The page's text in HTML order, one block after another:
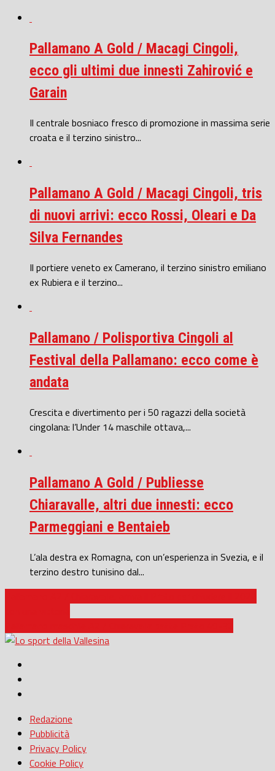
Pallamano A Gold / Macagi Cingoli,
ecco gli ultimi due innesti Zahirović e
Garain
Il centrale bosniaco fresco di promozione in massima serie
croata e il terzino sinistro...
Pallamano A Gold / Macagi Cingoli, tris
di nuovi arrivi: ecco Rossi, Oleari e Da
Silva Fernandes
Il portiere veneto ex Camerano, il terzino sinistro emiliano
ex Rubiera e il terzino...
Pallamano / Polisportiva Cingoli al
Festival della Pallamano: ecco come è
andata
Crescita e divertimento per i 50 ragazzi della società
cingolana: l’Under 14 maschile ottava,...
Pallamano A Gold / Publiesse
Chiaravalle, altri due innesti: ecco
Parmeggiani e Bentaieb
L’ala destra ex Romagna, con un’esperienza in Svezia, e il
terzino destro tunisino dal...
Redazione
Pubblicità
Privacy Policy
Cookie Policy